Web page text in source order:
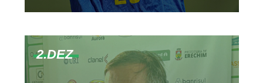
2.DEZ